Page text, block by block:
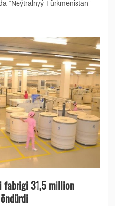
“Neýtralnyý Türkmenistan”
fabrigi 31,5 million